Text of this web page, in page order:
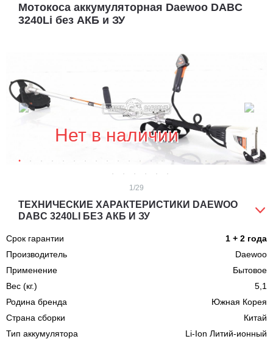
Мотокоса аккумуляторная Daewoo DABC
3240Li без АКБ и ЗУ
Нет в наличии
1/29
ТЕХНИЧЕСКИЕ ХАРАКТЕРИСТИКИ DAEWOO
DABC 3240LI БЕЗ АКБ И ЗУ
Срок гарантии
1 + 2 года
Производитель
Daewoo
Применение
Бытовое
Вес (кг.)
5,1
Родина бренда
Южная Корея
Страна сборки
Китай
Тип аккумулятора
Li-Ion Литий-ионный